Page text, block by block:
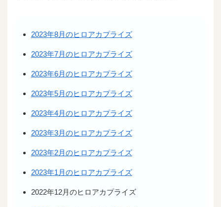
2023年8月のヒロアカプライズ
2023年7月のヒロアカプライズ
2023年6月のヒロアカプライズ
2023年5月のヒロアカプライズ
2023年4月のヒロアカプライズ
2023年3月のヒロアカプライズ
2023年2月のヒロアカプライズ
2023年1月のヒロアカプライズ
2022年12月のヒロアカプライズ